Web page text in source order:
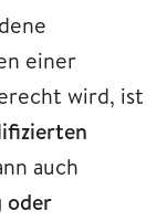
einer
wird, ist
auch
oder